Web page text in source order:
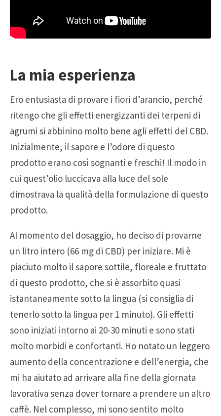
La mia esperienza
Ero entusiasta di provare i fiori d’arancio, perché
ritengo che gli effetti energizzanti dei terpeni di
agrumi si abbinino molto bene agli effetti del CBD.
Inizialmente, il sapore e l’odore di questo
prodotto erano così sognanti e freschi! Il modo in
cui quest’olio luccicava alla luce del sole
dimostrava la qualità della formulazione di questo
prodotto.
Al momento del dosaggio, ho deciso di provarne
un litro intero (66 mg di CBD) per iniziare. Mi è
piaciuto molto il sapore sottile, floreale e fruttato
di questo prodotto, che si è assorbito quasi
istantaneamente sotto la lingua (si consiglia di
tenerlo sotto la lingua per 1 minuto). Gli effetti
sono iniziati intorno ai 20-30 minuti e sono stati
molto morbidi e confortanti. Ho notato un leggero
aumento della concentrazione e dell’energia, che
mi ha aiutato ad arrivare alla fine della giornata
lavorativa senza dover tornare a prendere un altro
caffè. Nel complesso, mi sono sentito molto